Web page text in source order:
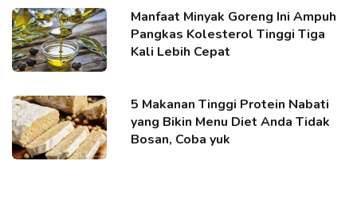
Manfaat Minyak Goreng Ini Ampuh
Pangkas Kolesterol Tinggi Tiga
Kali Lebih Cepat
5 Makanan Tinggi Protein Nabati
yang Bikin Menu Diet Anda Tidak
Bosan, Coba yuk